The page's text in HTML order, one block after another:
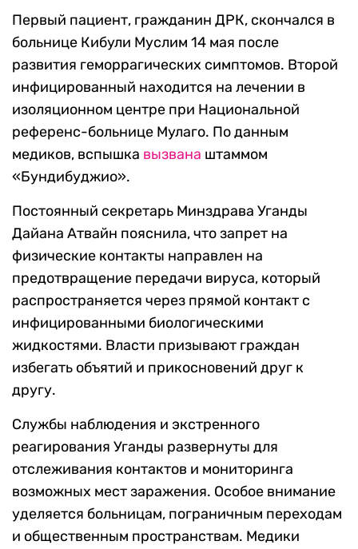
Первый пациент, гражданин ДРК, скончался в
больнице Кибули Муслим 14 мая после
развития геморрагических симптомов. Второй
инфицированный находится на лечении в
изоляционном центре при Национальной
референс-больнице Мулаго. По данным
медиков, вспышка вызвана штаммом
«Бундибуджио».
Постоянный секретарь Минздрава Уганды
Дайана Атвайн пояснила, что запрет на
физические контакты направлен на
предотвращение передачи вируса, который
распространяется через прямой контакт с
инфицированными биологическими
жидкостями. Власти призывают граждан
избегать объятий и прикосновений друг к
другу.
Службы наблюдения и экстренного
реагирования Уганды развернуты для
отслеживания контактов и мониторинга
возможных мест заражения. Особое внимание
уделяется больницам, пограничным переходам
и общественным пространствам. Медики